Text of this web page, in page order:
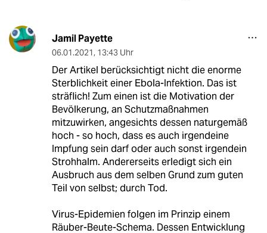
Jamil Payette
06.01.2021, 13:43 Uhr
Der Artikel berücksichtigt nicht die enorme
Sterblichkeit einer Ebola-Infektion. Das ist
sträflich! Zum einen ist die Motivation der
Bevölkerung, an Schutzmaßnahmen
mitzuwirken, angesichts dessen naturgemäß
hoch - so hoch, dass es auch irgendeine
Impfung sein darf oder auch sonst irgendein
Strohhalm. Andererseits erledigt sich ein
Ausbruch aus dem selben Grund zum guten
Teil von selbst; durch Tod.
Virus-Epidemien folgen im Prinzip einem
Räuber-Beute-Schema. Dessen Entwicklung